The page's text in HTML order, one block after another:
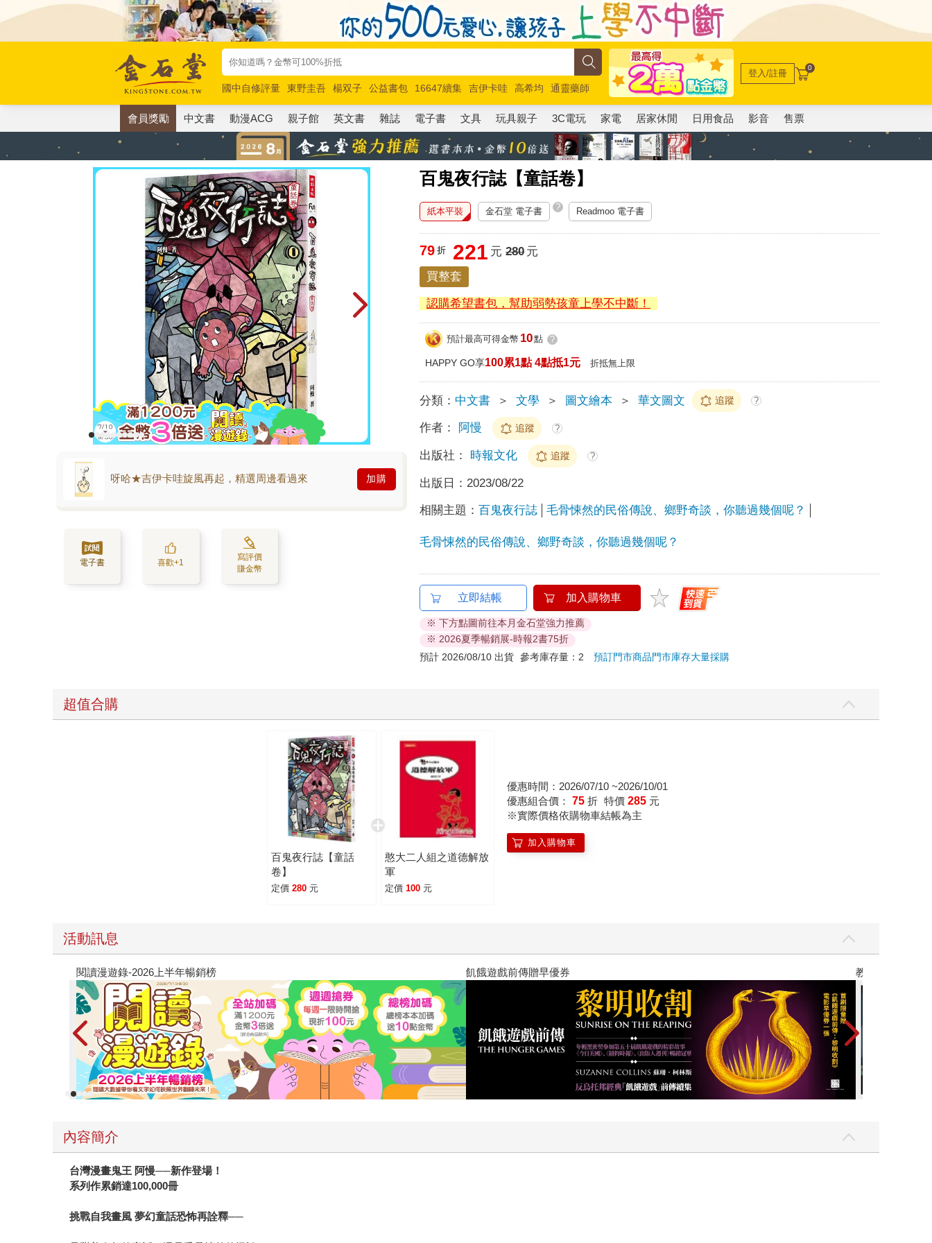
國中自修評量 東野圭吾 楊双子 公益書包 16647續集 吉伊卡哇 高希均
通靈藥師
唯紅花綻放
奧德賽 路邊攤新作 馬斯克 玩具總動員5 超慢跑
登入/註冊 0
會員獎勵 中文書 動漫ACG 親子館 英文書 雜誌 電子書 文具 玩具親子 3C電玩 家電 居家休閒 日用食品 影音 售票
百鬼夜行誌【童話卷】
呀哈★吉伊卡哇旋風再起，精選周邊看過來 加購
電子書 喜歡+1
寫評價
賺金幣
紙本平裝 金石堂 電子書 ? Readmoo 電子書
79 折 221 元 280元
買整套
認購希望書包，幫助弱勢孩童上學不中斷！
預計最高可得金幣 10點 ?
HAPPY GO享100累1點 4點抵1元 折抵無上限
分類： 中文書 ＞ 文學 ＞ 圖文繪本 ＞ 華文圖文 追蹤 ?
作者： 阿慢 追蹤 ?
出版社： 時報文化 追蹤 ?
出版日： 2023/08/22
相關主題：百鬼夜行誌 毛骨悚然的民俗傳說、鄉野奇談，你聽過幾個呢？
毛骨悚然的民俗傳說、鄉野奇談，你聽過幾個呢？
立即結帳 加入購物車
※ 下方點圖前往本月金石堂強力推薦
※ 2026夏季暢銷展-時報2書75折
預計 2026/08/10 出貨 參考庫存量：2預訂門市商品門市庫存大量採購
超值合購
百鬼夜行誌【童話
卷】
定價 280 元
憨大二人組之道德解放
軍
定價 100 元
優惠時間：2026/07/10 ~2026/10/01
優惠組合價： 75 折 特價 285 元
※實際價格依購物車結帳為主
加入購物車
活動訊息
閱讀漫遊錄-2026上半年暢銷榜 飢餓遊戲前傳贈早優券 教場電影版
內容簡介
台灣漫畫鬼王 阿慢──新作登場！
系列作累銷達100,000冊
挑戰自我畫風 夢幻童話恐怖再詮釋──